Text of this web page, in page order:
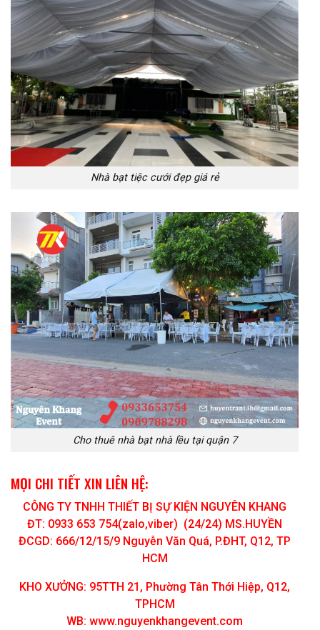
Nhà bạt tiệc cưới đẹp giá rẻ
Cho thuê nhà bạt nhà lều tại quận 7
MỌI CHI TIẾT XIN LIÊN HỆ:
CÔNG TY TNHH THIẾT BỊ SỰ KIỆN NGUYÊN KHANG
ĐT: 0933 653 754(zalo,viber) (24/24) MS.HUYỀN
ĐCGD: 666/12/15/9 Nguyễn Văn Quá, P.ĐHT, Q12, TP
HCM
KHO XƯỞNG: 95TTH 21, Phường Tân Thới Hiệp, Q12,
TPHCM
WB: www.nguyenkhangevent.com